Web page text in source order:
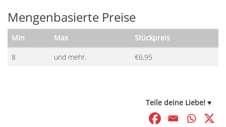
Mengenbasierte Preise
Min Max
Stückpreis
8
und mehr. €6,95
Teile deine Liebe! ♥